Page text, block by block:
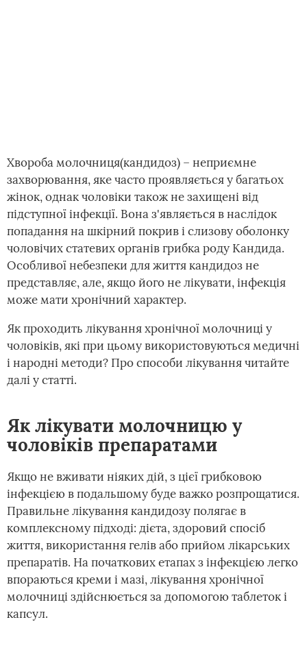
Хвороба молочниця(кандидоз) – неприємне
захворювання, яке часто проявляється у багатьох
жінок, однак чоловіки також не захищені від
підступної інфекції. Вона з'являється в наслідок
попадання на шкірний покрив і слизову оболонку
чоловічих статевих органів грибка роду Кандида.
Особливої небезпеки для життя кандидоз не
представляє, але, якщо його не лікувати, інфекція
може мати хронічний характер.
Як проходить лікування хронічної молочниці у
чоловіків, які при цьому використовуються медичні
і народні методи? Про способи лікування читайте
далі у статті.
Як лікувати молочницю у
чоловіків препаратами
Якщо не вживати ніяких дій, з цієї грибковою
інфекцією в подальшому буде важко розпрощатися.
Правильне лікування кандидозу полягає в
комплексному підході: дієта, здоровий спосіб
життя, використання гелів або прийом лікарських
препаратів. На початкових етапах з інфекцією легко
впораються креми і мазі, лікування хронічної
молочниці здійснюється за допомогою таблеток і
капсул.